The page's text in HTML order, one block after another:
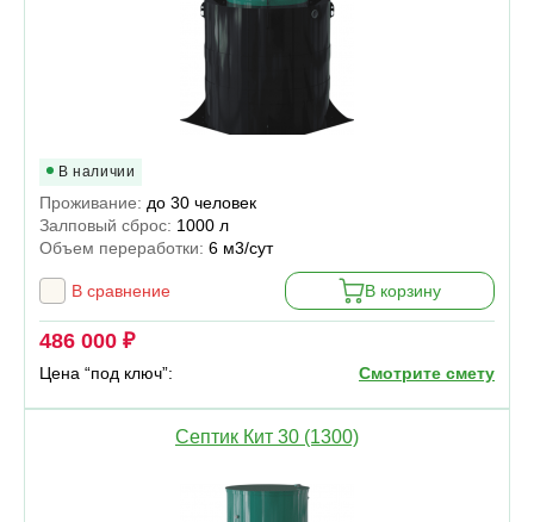
В наличии
Проживание: до 30 человек
Залповый сброс: 1000 л
Объем переработки: 6 м3/сут
В сравнение В корзину
486 000 ₽
Цена “под ключ”: Смотрите смету
Септик Кит 30 (1300)